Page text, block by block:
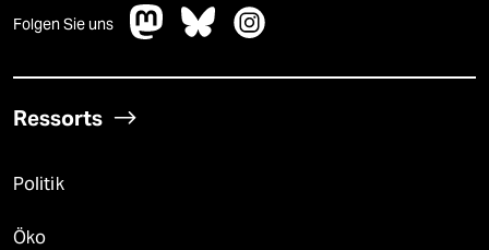
Folgen Sie uns
Ressorts
Politik
Öko